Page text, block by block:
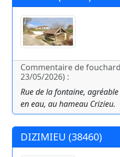
Commentaire de
23/05/2026) :
Rue de la fontaine,
en eau, au hameau Crizieu.
DIZIMIEU (38460)